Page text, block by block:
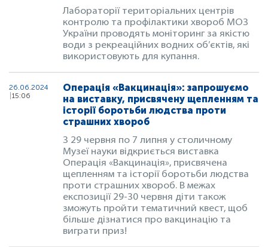
Лабораторії територіальних центрів
контролю та профілактики хвороб МОЗ
України проводять моніторинг за якістю
води з рекреаційних водних об’єктів, які
використовують для купання.
26.06.2024
15:06
Операція «Вакцинація»: запрошуємо
на виставку, присвячену щепленням та
історії боротьби людства проти
страшних хвороб
З 29 червня по 7 липня у столичному
Музеї науки відкриється виставка
Операція «Вакцинація», присвячена
щепленням та історії боротьби людства
проти страшних хвороб. В межах
експозиції 29-30 червня діти також
зможуть пройти тематичний квест, щоб
більше дізнатися про вакцинацію та
виграти приз!